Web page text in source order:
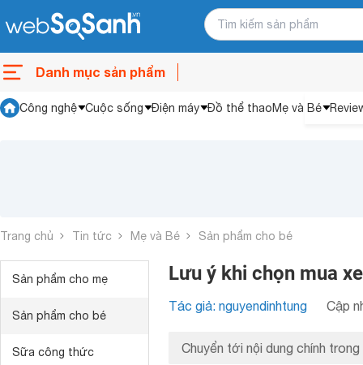
Danh mục sản phẩm
Công nghệ Cuộc sống Điện máy Đồ thể thaoMẹ và Bé
Trang chủ Tin tức Mẹ và Bé Sản phẩm cho bé
Sản phẩm cho mẹ
Sản phẩm cho bé
Sữa công thức
Lưu ý khi chọn mua
Tác giả: nguyendinhtung Cập
Chuyển tới nội dung chính trong